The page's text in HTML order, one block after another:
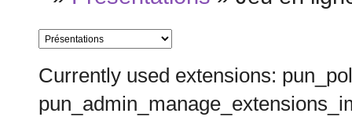
Currently used extensions: